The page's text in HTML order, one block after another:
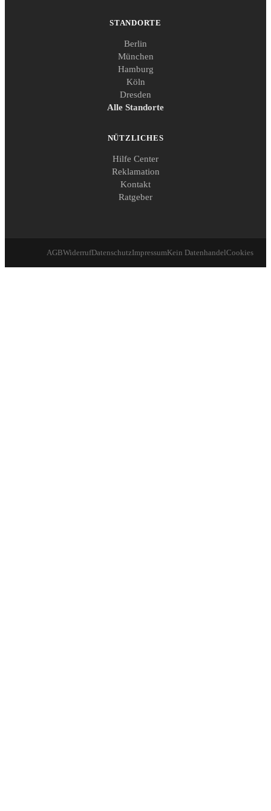
STANDORTE
Berlin
München
Hamburg
Köln
Dresden
Alle Standorte
NÜTZLICHES
Hilfe Center
Reklamation
Kontakt
Ratgeber
AGBWiderrufDatenschutzImpressumKein DatenhandelCookies